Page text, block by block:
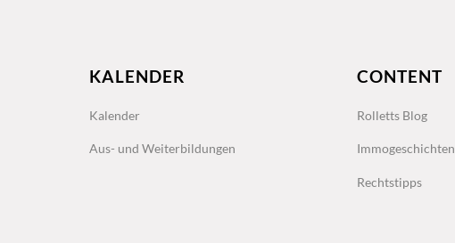
KALENDER
Kalender
Aus- und Weiterbildungen
CONTENT
Rolletts Blog
Immogeschichten
Rechtstipps